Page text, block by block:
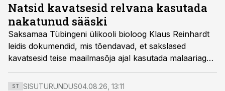
Natsid kavatsesid relvana kasutada
nakatunud sääski
Saksamaa Tübingeni ülikooli bioloog Klaus Reinhardt
leidis dokumendid, mis tõendavad, et sakslased
kavatsesid teise maailmasõja ajal kasutada malaariaga
nakatatud sääski liitlasvägede vastu.
ST SISUTURUNDUS04.08.26, 13:11